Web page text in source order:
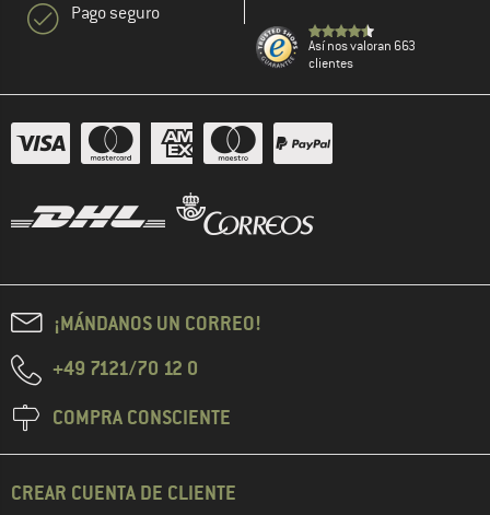
Pago seguro
Así nos valoran 663
clientes
¡MÁNDANOS UN CORREO!
+49 7121/70 12 0
COMPRA CONSCIENTE
CREAR CUENTA DE CLIENTE